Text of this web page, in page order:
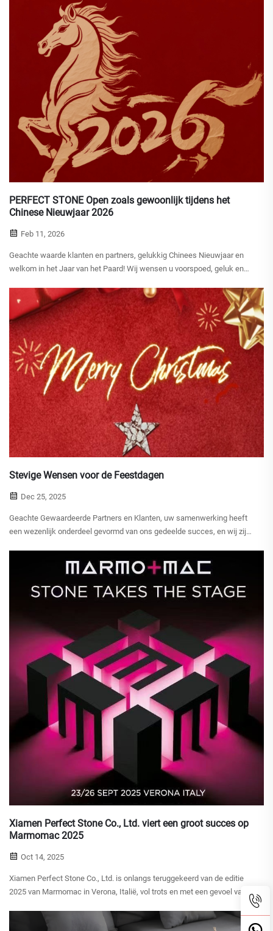
PERFECT STONE Open zoals gewoonlijk tijdens het
Chinese Nieuwjaar 2026
Feb 11, 2026
Geachte waarde klanten en partners, gelukkig Chinees Nieuwjaar en
welkom in het Jaar van het Paard! Wij wensen u voorspoed, geluk en
tijdens het Chinese Nieuwjaar gewoon open blijft...
Stevige Wensen voor de Feestdagen
Dec 25, 2025
Geachte Gewaardeerde Partners en Klanten, uw samenwerking heeft
een wezenlijk onderdeel gevormd van ons gedeelde succes, en wij zijn
wensen wij u en uw familie vrede, vreugde en voorspoed. Moge de
Xiamen Perfect Stone Co., Ltd. viert een groot succes op
Marmomac 2025
Oct 14, 2025
Xiamen Perfect Stone Co., Ltd. is onlangs teruggekeerd van de editie
2025 van Marmomac in Verona, Italië, vol trots en met een gevoel van
internationale steenbeurs was een on...